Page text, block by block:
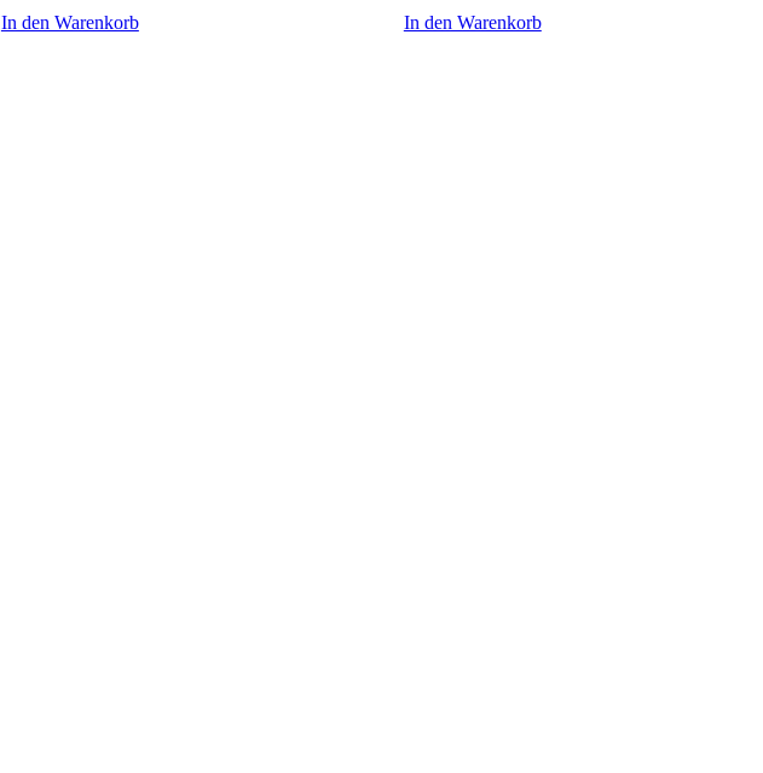
In den Warenkorb
In den Warenkorb